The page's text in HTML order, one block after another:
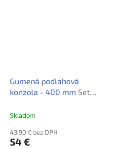
Gumená podlahová
konzola - 400 mm Set
podstavcov pod tepelné
Skladom
43,90 € bez DPH
54 €